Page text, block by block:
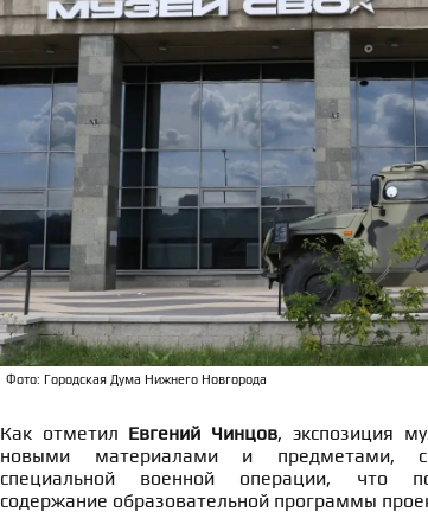
Фото: Городская Дума Нижнего Новгорода
Как отметил Евгений Чинцов, экспозиция
новыми материалами и предметами,
специальной военной операции, что
содержание образовательной программы